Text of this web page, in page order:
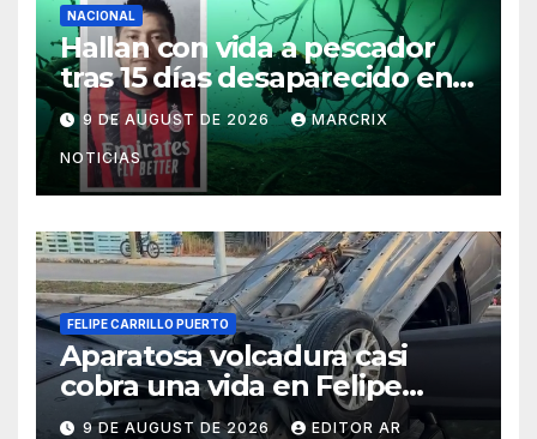
NACIONAL
Hallan con vida a pescador
tras 15 días desaparecido en
un cenote de Veracruz
9 DE AUGUST DE 2026 MARCRIX
NOTICIAS
FELIPE CARRILLO PUERTO
Aparatosa volcadura casi
cobra una vida en Felipe
Carrillo Puerto
9 DE AUGUST DE 2026 EDITOR AR